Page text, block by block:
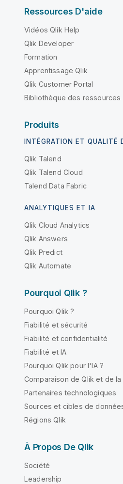
Ressources D'aide
Vidéos Qlik Help
Qlik Developer
Formation
Apprentissage Qlik
Qlik Customer Portal
Bibliothèque des ressources
Produits
INTÉGRATION ET QUALITÉ
Qlik Talend
Qlik Talend Cloud
Talend Data Fabric
ANALYTIQUES ET IA
Qlik Cloud Analytics
Qlik Answers
Qlik Predict
Qlik Automate
Pourquoi Qlik ?
Pourquoi Qlik ?
Fiabilité et sécurité
Fiabilité et confidentialité
Fiabilité et IA
Pourquoi Qlik pour l'IA ?
Comparaison de Qlik et de
Partenaires technologiques
Sources et cibles de
Régions Qlik
À Propos De Qlik
Société
Leadership